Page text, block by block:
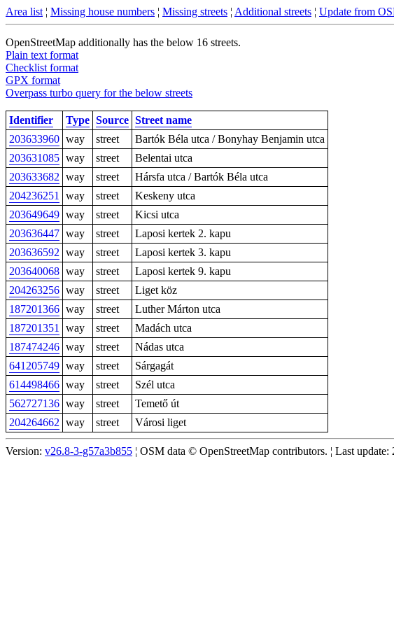
Area list ¦ Missing house numbers ¦ Missing streets ¦ Additional streets ¦ Update from
OpenStreetMap additionally has the below 16 streets.
Plain text format
Checklist format
GPX format
Overpass turbo query for the below streets
Identifier Type Source Street name
203633960 way street
Bartók Béla utca / Bonyhay Benjamin utca
203631085 way street
Belentai utca
203633682 way street
Hársfa utca / Bartók Béla utca
204236251
way street
Keskeny utca
203649649 way street
Kicsi utca
203636447 way street
Laposi kertek 2. kapu
203636592 way street
Laposi kertek 3. kapu
203640068 way street
Laposi kertek 9. kapu
204263256 way street
Liget köz
187201366 way street
Luther Márton utca
187201351
way street
Madách utca
187474246 way street
Nádas utca
641205749 way street
Sárgagát
614498466 way street
Szél utca
562727136 way street
Temető út
204264662 way street Városi liget
Version: v26.8-3-g57a3b855 ¦ OSM data © OpenStreetMap contributors. ¦ Last